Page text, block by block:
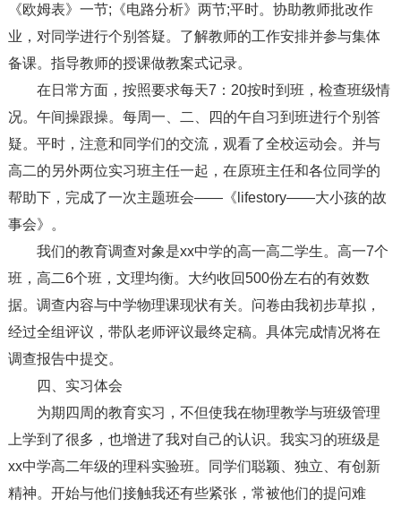
《欧姆表》一节;《电路分析》两节;平时。协助教师批改作
业，对同学进行个别答疑。了解教师的工作安排并参与集体
备课。指导教师的授课做教案式记录。
在日常方面，按照要求每天7：20按时到班，检查班级情
况。午间操跟操。每周一、二、四的午自习到班进行个别答
疑。平时，注意和同学们的交流，观看了全校运动会。并与
高二的另外两位实习班主任一起，在原班主任和各位同学的
帮助下，完成了一次主题班会——《lifestory——大小孩的故
事会》。
我们的教育调查对象是xx中学的高一高二学生。高一7个
班，高二6个班，文理均衡。大约收回500份左右的有效数
据。调查内容与中学物理课现状有关。问卷由我初步草拟，
经过全组评议，带队老师评议最终定稿。具体完成情况将在
调查报告中提交。
四、实习体会
为期四周的教育实习，不但使我在物理教学与班级管理
上学到了很多，也增进了我对自己的认识。我实习的班级是
xx中学高二年级的理科实验班。同学们聪颖、独立、有创新
精神。开始与他们接触我还有些紧张，常被他们的提问难